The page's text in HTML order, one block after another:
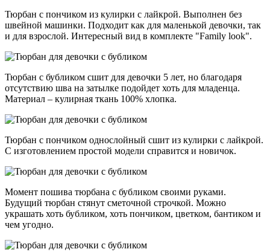
Тюрбан с пончиком из кулирки с лайкрой. Выполнен без
швейной машинки. Подходит как для маленькой девочки, так
и для взрослой. Интересный вид в комплекте "Family look".
Тюрбан с бубликом сшит для девочки 5 лет, но благодаря
отсутствию шва на затылке подойдет хоть для младенца.
Материал – кулирная ткань 100% хлопка.
Тюрбан с пончиком однослойный сшит из кулирки с лайкрой.
С изготовлением простой модели справится и новичок.
Момент пошива тюрбана с бубликом своими руками.
Будущий тюрбан стянут сметочной строчкой. Можно
украшать хоть бубликом, хоть пончиком, цветком, бантиком и
чем угодно.